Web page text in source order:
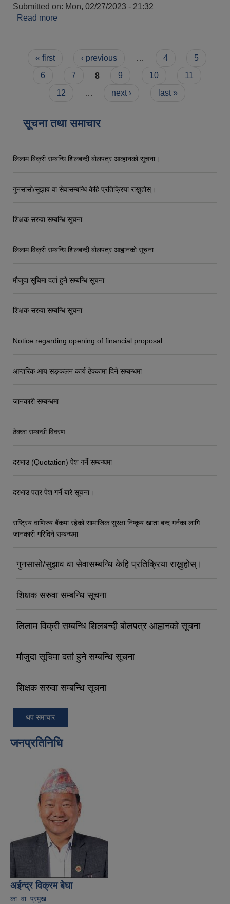
Submitted on: Mon, 02/27/2023 - 21:32
Read more
Pages
« first ‹ previous … 4
5
6
7 8 9 10
11
12
… next › last »
सूचना तथा समाचार
लिलाम बिक्री सम्बन्धि शिलबन्दी बोलपत्र आव्हानको सूचना।
गुनसासो/सुझाव वा सेवासम्बन्धि केहि प्रतिक्रिया राख्नुहोस्।
शिक्षक सरुवा सम्बन्धि सूचना
लिलाम विक्री सम्बन्धि शिलबन्दी बोलपत्र आह्वानको सूचना
मौजुदा सूचिमा दर्ता हुने सम्बन्धि सूचना
शिक्षक सरुवा सम्बन्धि सूचना
Notice regarding opening of financial proposal
आन्तरिक आय सङ्कलन कार्य ठेक्कामा दिने सम्बन्धमा
जानकारी सम्बन्धमा
ठेक्का सम्बन्धी विवरण
दरभाउ (Quotation) पेश गर्ने सम्बन्धमा
दरभाउ पत्र पेश गर्ने बारे सूचना।
राष्ट्रिय वाणिज्य बैंकमा रहेको सामाजिक सुरक्षा निष्कृय खाता बन्द गर्नका लागि
जानकारी गरिदिने सम्बन्धमा
गुनसासो/सुझाव वा सेवासम्बन्धि केहि प्रतिक्रिया राख्नुहोस्।
शिक्षक सरुवा सम्बन्धि सूचना
लिलाम विक्री सम्बन्धि शिलबन्दी बोलपत्र आह्वानको सूचना
मौजुदा सूचिमा दर्ता हुने सम्बन्धि सूचना
शिक्षक सरुवा सम्बन्धि सूचना
थप समाचार
जनप्रतिनिधि
अईन्द्र विक्रम बेघा
का. वा. प्रमुख